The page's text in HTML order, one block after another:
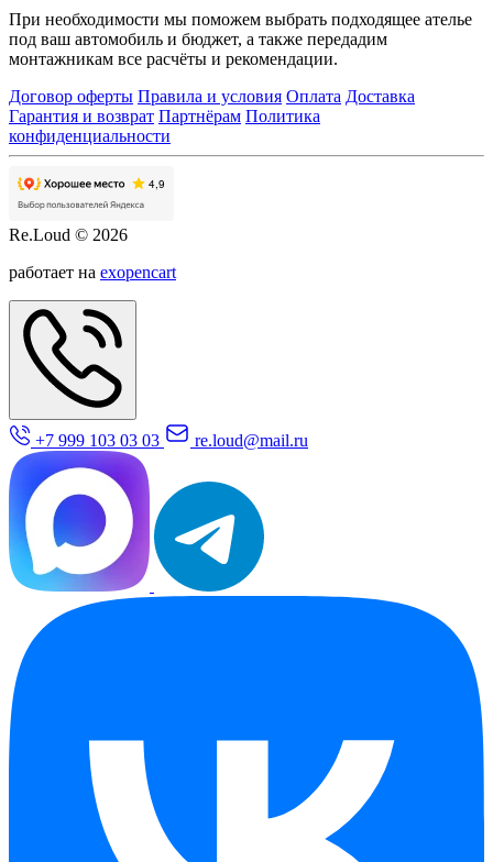
При необходимости мы поможем выбрать подходящее ателье
под ваш автомобиль и бюджет, а также передадим
монтажникам все расчёты и рекомендации.
Договор оферты Правила и условия Оплата Доставка
Гарантия и возврат Партнёрам Политика
конфиденциальности
Re.Loud © 2026
работает на exopencart
+7 999 103 03 03 re.loud@mail.ru